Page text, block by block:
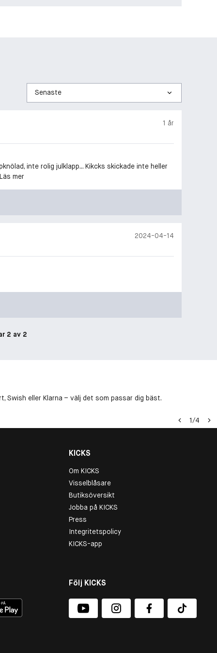
Sortera
efter
1 år
inte rolig julklapp... Kikcks skickade inte heller
mer
2024-04-14
2 av 2
Swish eller Klarna – välj det som passar dig bäst.
1/4
KICKS
Om KICKS
Visselblåsare
Butiksöversikt
Jobba på KICKS
Press
Integritetspolicy
KICKS-app
Följ KICKS